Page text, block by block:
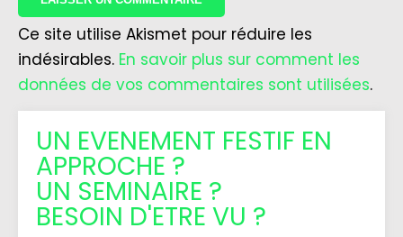
Ce site utilise Akismet pour réduire les
indésirables. En savoir plus sur comment les
données de vos commentaires sont utilisées.
UN EVENEMENT FESTIF EN
APPROCHE ?
UN SEMINAIRE ?
BESOIN D'ETRE VU ?